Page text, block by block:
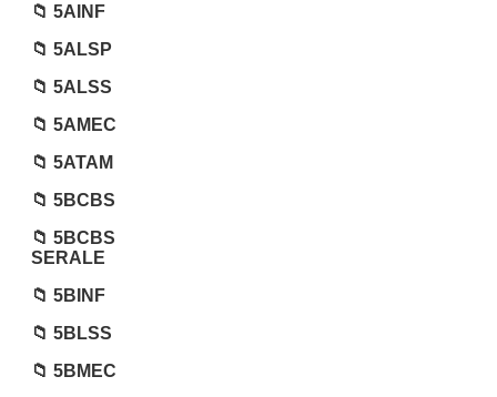
5AINF
5ALSP
5ALSS
5AMEC
5ATAM
5BCBS
5BCBS
SERALE
5BINF
5BLSS
5BMEC